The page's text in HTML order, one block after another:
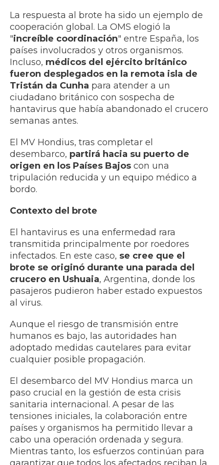
La respuesta al brote ha sido un ejemplo de
cooperación global. La OMS elogió la
"increíble coordinación" entre España, los
países involucrados y otros organismos.
Incluso, médicos del ejército británico
fueron desplegados en la remota isla de
Tristán da Cunha para atender a un
ciudadano británico con sospecha de
hantavirus que había abandonado el crucero
semanas antes.
El MV Hondius, tras completar el
desembarco, partirá hacia su puerto de
origen en los Países Bajos con una
tripulación reducida y un equipo médico a
bordo.
Contexto del brote
El hantavirus es una enfermedad rara
transmitida principalmente por roedores
infectados. En este caso, se cree que el
brote se originó durante una parada del
crucero en Ushuaia, Argentina, donde los
pasajeros pudieron haber estado expuestos
al virus.
Aunque el riesgo de transmisión entre
humanos es bajo, las autoridades han
adoptado medidas cautelares para evitar
cualquier posible propagación.
El desembarco del MV Hondius marca un
paso crucial en la gestión de esta crisis
sanitaria internacional. A pesar de las
tensiones iniciales, la colaboración entre
países y organismos ha permitido llevar a
cabo una operación ordenada y segura.
Mientras tanto, los esfuerzos continúan para